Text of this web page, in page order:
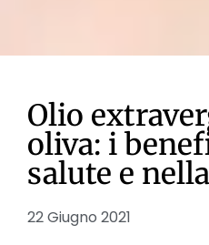
Olio
oliva: i
salute e
22 Giugno 2021